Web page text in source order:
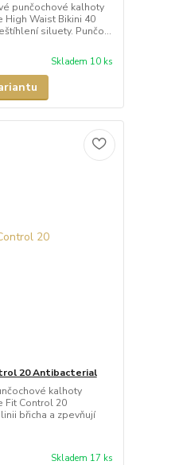
punčochové kalhoty
High Waist Bikini 40
siluety. Punčo...
Skladem 10 ks
20 Antibacterial
kalhoty
Fit Control 20
břicha a zpevňují
Skladem 17 ks